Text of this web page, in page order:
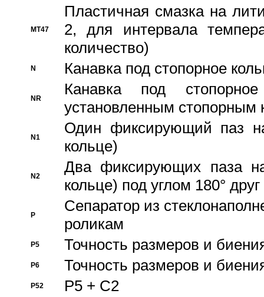
MT47
Пластичная смазка на
2, для интервала
количество)
N Канавка под стопорное
NR
Канавка под
установленным стопорным
N1
Один фиксирующий паз
кольце)
N2
Два фиксирующих паза
кольце) под углом 180° друг
P
Cепаратор из
роликам
P5 Точность размеров и
P6 Точность размеров и
P52 P5 + C2